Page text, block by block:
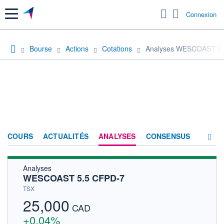
Menu Connexion
Bourse Actions Cotations Analyses WESCOAST
COURS ACTUALITÉS ANALYSES CONSENSUS
Analyses
WESCOAST 5.5 CFPD-7
TSX
25,000 CAD
+0,04%